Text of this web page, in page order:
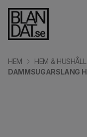
HEM HEM & HUSHÅLL
DAMMSUGARSLANG